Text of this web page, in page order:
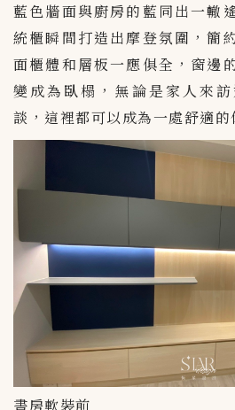
藍色牆面與廚房的藍同出一轍
統櫃瞬間打造出摩登氛圍，簡
面櫃體和層板一應俱全，窗邊
變成為臥榻，無論是家人來
談，這裡都可以成為一處舒適的
書房軟裝前